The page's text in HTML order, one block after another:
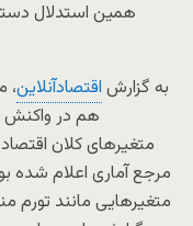
همین استدلال
به گزارش اقتصادآنلاین،
هم در واکنش
متغیرهای کلان
مرجع آماری اعلام شده
متغیرهایی مانند تورم